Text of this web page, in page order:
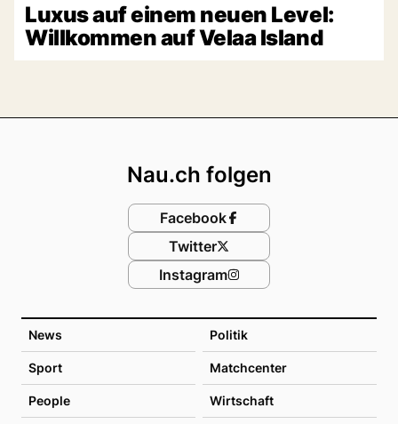
Luxus auf einem neuen Level:
Willkommen auf Velaa Island
News Politik
Sport Matchcenter
People Wirtschaft
Nau.ch folgen
Facebook
Twitter
Instagram